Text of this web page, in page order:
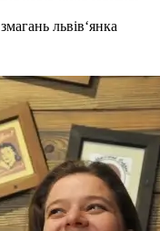
львів‘янка